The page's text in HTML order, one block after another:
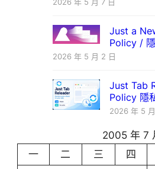
Just a
Policy /
2026 年 5 月 2 日
Just Tab
Policy 隱
2026 年 5
2005 年 7
一
二 三 四